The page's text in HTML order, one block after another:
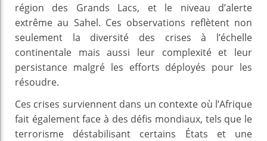
région des Grands Lacs, et le niveau d’alerte
extrême au Sahel. Ces observations reflètent non
seulement la diversité des crises à l’échelle
continentale mais aussi leur complexité et leur
persistance malgré les efforts déployés pour les
résoudre.
Ces crises surviennent dans un contexte où l’Afrique
fait également face à des défis mondiaux, tels que le
terrorisme déstabilisant certains États et une